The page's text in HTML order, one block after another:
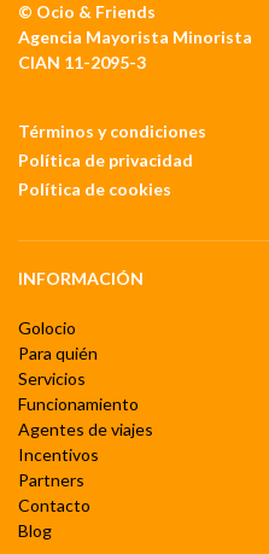
© Ocio & Friends
Agencia Mayorista Minorista
CIAN 11-2095-3
Términos y condiciones
Política de privacidad
Política de cookies
INFORMACIÓN
Golocio
Para quién
Servicios
Funcionamiento
Agentes de viajes
Incentivos
Partners
Contacto
Blog